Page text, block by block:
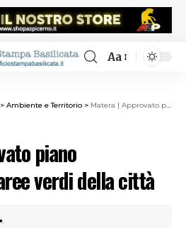
Aa
> Ambiente e Territorio > Matera | Approvato piano manutenzione aree verdi della città
piano
verdi della città